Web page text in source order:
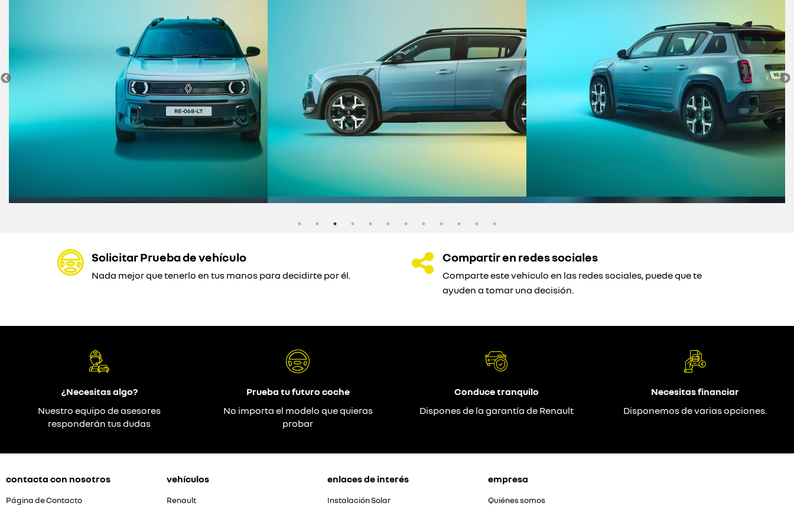
Solicitar Prueba de vehículo
Nada mejor que tenerlo en tus manos para decidirte por él.
Compartir en redes sociales
Comparte este vehiculo en las redes sociales, puede que te
ayuden a tomar una decisión.
¿Necesitas algo?
Nuestro equipo de asesores
responderán tus dudas
Prueba tu futuro coche
No importa el modelo que quieras
probar
Conduce tranquilo
Dispones de la garantía de Renault
Necesitas financiar
Disponemos de varias opciones.
contacta con nosotros
Página de Contacto
vehículos
Renault
enlaces de interés
Instalación Solar
empresa
Quiénes somos